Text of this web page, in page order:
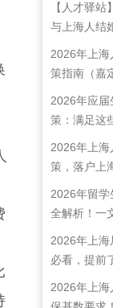
【人才驿站
与上海人结
略来啦！
2026年上海
策指南（嘉
2026年应届
策：满足这
就能落户上
2026年上海
策，落户上
2026年留学
全解析！一
2026年上
必看，提前
2026年上海